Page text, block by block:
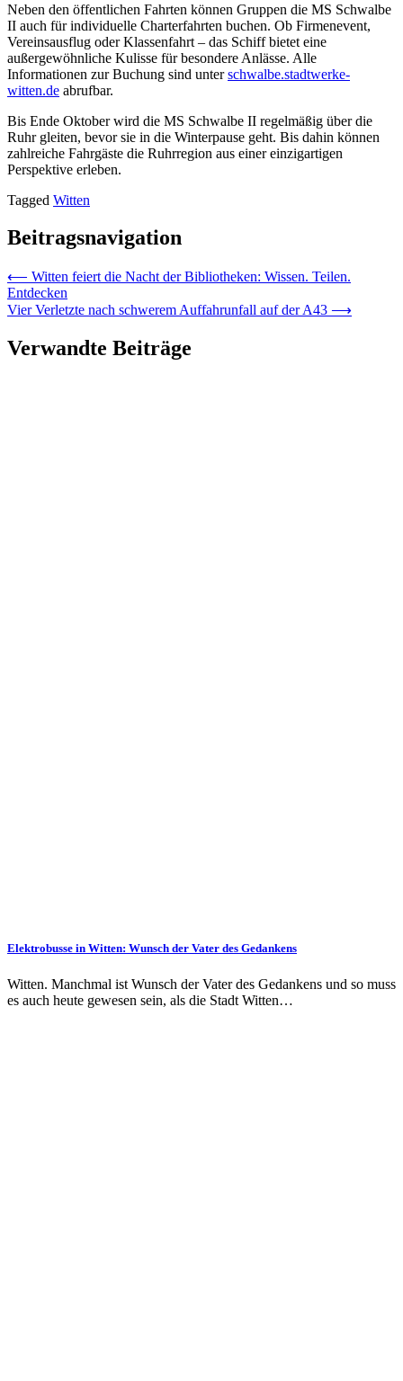
Neben den öffentlichen Fahrten können Gruppen die MS Schwalbe
II auch für individuelle Charterfahrten buchen. Ob Firmenevent,
Vereinsausflug oder Klassenfahrt – das Schiff bietet eine
außergewöhnliche Kulisse für besondere Anlässe. Alle
Informationen zur Buchung sind unterschwalbe.stadtwerke-
witten.de abrufbar.
Bis Ende Oktober wird die MS Schwalbe II regelmäßig über die
Ruhr gleiten, bevor sie in die Winterpause geht. Bis dahin können
zahlreiche Fahrgäste die Ruhrregion aus einer einzigartigen
Perspektive erleben.
Tagged Witten
Beitragsnavigation
⟵ Witten feiert die Nacht der Bibliotheken: Wissen. Teilen.
Entdecken
Vier Verletzte nach schwerem Auffahrunfall auf der A43 ⟶
Verwandte Beiträge
Elektrobusse in Witten: Wunsch der Vater des Gedankens
Witten. Manchmal ist Wunsch der Vater des Gedankens und so muss
es auch heute gewesen sein, als die Stadt Witten…